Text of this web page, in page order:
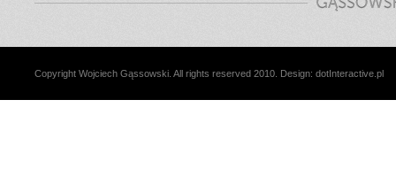
Copyright Wojciech Gąssowski. All rights reserved 2010. Design: dotInteractive.pl